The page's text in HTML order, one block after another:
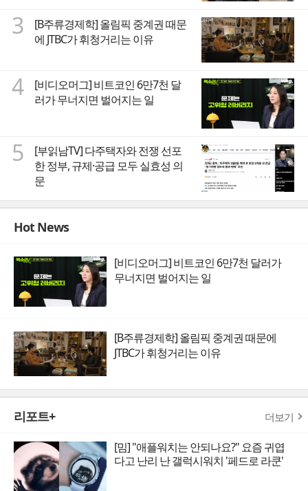
3
[B주류경제학] 올림픽 중계권 때문
에 JTBC가 휘청거리는 이유
4
[비디오머그] 비트코인 6만7천 달
러가 무너지면 벌어지는 일
5
[부읽남TV] 다주택자와 전쟁 선포
한 정부, 규제·공급 모두 실효성 의
문
Hot News
[비디오머그] 비트코인 6만7천 달러가
무너지면 벌어지는 일
[B주류경제학] 올림픽 중계권 때문에
JTBC가 휘청거리는 이유
리포트+ 더보기
[밈] "애플워치는 안되나요?" 요즘 귀엽
다고 난리 난 갤럭시워치 '페드로 라쿤'